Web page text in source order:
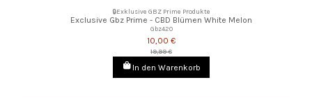
🔒Exklusive GBZ Prime Produkte
Exclusive Gbz Prime - CBD Blümen White Melon
Gbz420
10,00 €
19,99 €
In den Warenkorb